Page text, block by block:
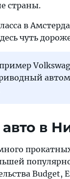
страны.
в
чуть
в
Budget,